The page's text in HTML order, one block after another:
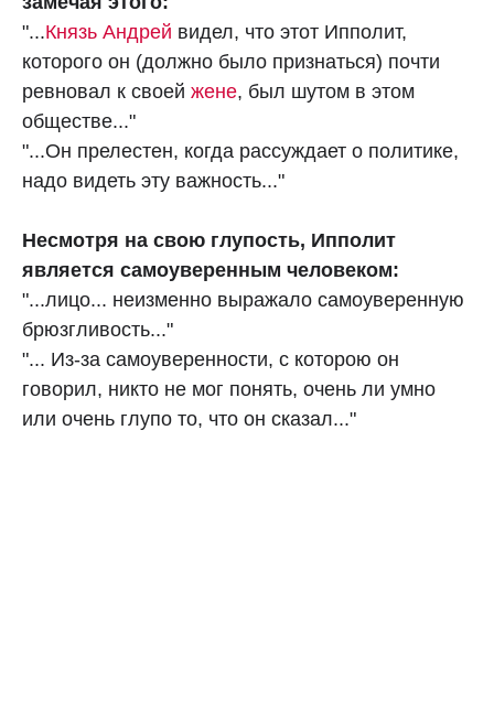
"...Князь Андрей видел, что этот Ипполит,
которого он (должно было признаться) почти
ревновал к своей жене, был шутом в этом
обществе..."
"...Он прелестен, когда рассуждает о политике,
надо видеть эту важность..."
Несмотря на свою глупость, Ипполит
является самоуверенным человеком:
"...лицо... неизменно выражало самоуверенную
брюзгливость..."
"... Из-за самоуверенности, с которою он
говорил, никто не мог понять, очень ли умно
или очень глупо то, что он сказал..."